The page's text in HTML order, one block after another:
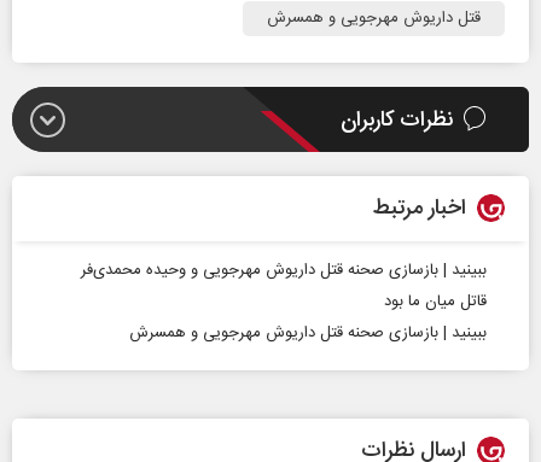
قتل داریوش مهرجویی و همسرش
نظرات کاربران
اخبار مرتبط
ببینید | بازسازی صحنه قتل داریوش مهرجویی و وحیده محمدی‌فر‌
قاتل میان ما بود
ببینید | بازسازی صحنه قتل داریوش مهرجویی و همسرش
ارسال نظرات